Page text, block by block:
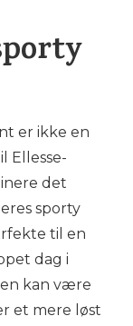
er ikke en
Ellesse-
det
sporty
til en
dag i
kan være
et mere løst